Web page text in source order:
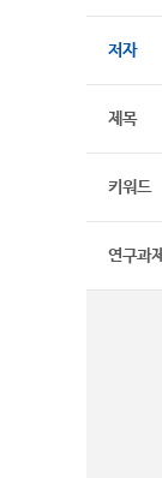
저자
제목
키워드
연구과제